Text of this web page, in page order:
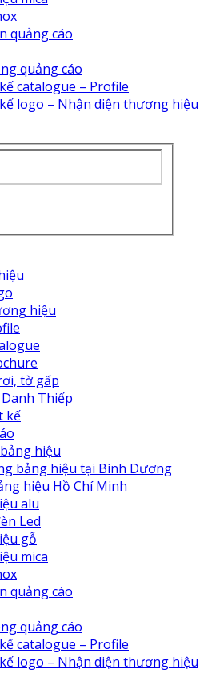
quảng cáo
quảng cáo
catalogue – Profile
logo – Nhận diện thương hiệu
hiệu
tờ gấp
Thiếp
kế
hiệu
bảng hiệu tại Bình Dương
hiệu Hồ Chí Minh
alu
Led
gỗ
mica
quảng cáo
quảng cáo
catalogue – Profile
logo – Nhận diện thương hiệu